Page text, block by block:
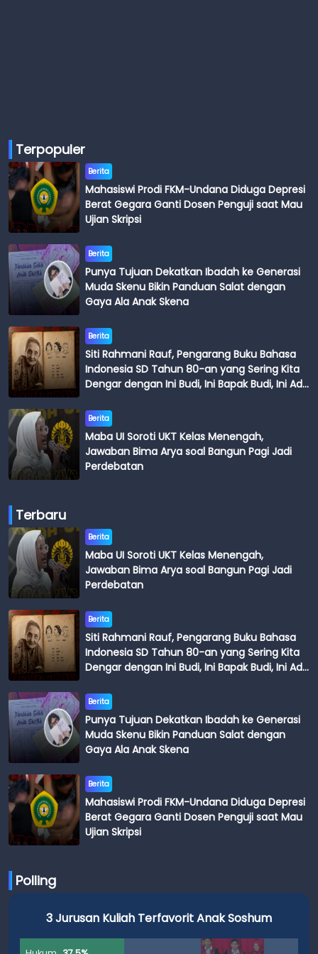
Terpopuler
Berita
Mahasiswi Prodi FKM-Undana Diduga Depresi
Berat Gegara Ganti Dosen Penguji saat Mau
Ujian Skripsi
Berita
Punya Tujuan Dekatkan Ibadah ke Generasi
Muda Skenu Bikin Panduan Salat dengan
Gaya Ala Anak Skena
Berita
Siti Rahmani Rauf, Pengarang Buku Bahasa
Indonesia SD Tahun 80-an yang Sering Kita
Dengar dengan Ini Budi, Ini Bapak Budi, Ini Adik
Berita
Maba UI Soroti UKT Kelas Menengah,
Jawaban Bima Arya soal Bangun Pagi Jadi
Perdebatan
Terbaru
Berita
Maba UI Soroti UKT Kelas Menengah,
Jawaban Bima Arya soal Bangun Pagi Jadi
Perdebatan
Berita
Siti Rahmani Rauf, Pengarang Buku Bahasa
Indonesia SD Tahun 80-an yang Sering Kita
Dengar dengan Ini Budi, Ini Bapak Budi, Ini Adik
Berita
Punya Tujuan Dekatkan Ibadah ke Generasi
Muda Skenu Bikin Panduan Salat dengan
Gaya Ala Anak Skena
Berita
Mahasiswi Prodi FKM-Undana Diduga Depresi
Berat Gegara Ganti Dosen Penguji saat Mau
Ujian Skripsi
Polling
3 Jurusan Kuliah Terfavorit Anak Soshum